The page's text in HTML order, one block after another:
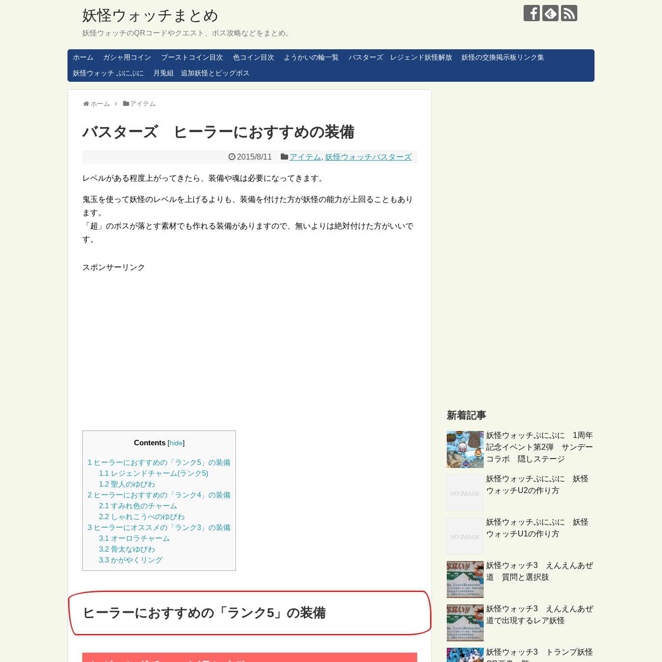
妖怪ウォッチまとめ
妖怪ウォッチのQRコードやクエスト、ボス攻略などをまとめ。
ホーム ガシャ用コイン ブーストコイン目次 色コイン目次 ようかいの輪一覧 バスターズ レジェンド妖怪解放
妖怪の交換掲示板リンク集
妖怪ウォッチ ぷにぷに
月兎組 追加妖怪とビッグボス
ホーム アイテム
バスターズ ヒーラーにおすすめの装備
2015/8/11 アイテム, 妖怪ウォッチバスターズ
レベルがある程度上がってきたら、装備や魂は必要になってきます。
鬼玉を使って妖怪のレベルを上げるよりも、装備を付けた方が妖怪の能力が上回ることもあり
ます。
「超」のボスが落とす素材でも作れる装備がありますので、無いよりは絶対付けた方がいいで
す。
スポンサーリンク
Contents [hide]
1 ヒーラーにおすすめの「ランク5」の装備
1.1 レジェンドチャーム(ランク5)
1.2聖人のゆびわ
2 ヒーラーにおすすめの「ランク4」の装備
2.1 すみれ色のチャーム
2.2しゃれこうべのゆびわ
3 ヒーラーにオススメの「ランク3」の装備
3.1 オーロラチャーム
3.2骨太なゆびわ
3.3かがやくリング
ヒーラーにおすすめの「ランク5」の装備
新着記事
妖怪ウォッチぷにぷに 1周年
記念イベント第2弾 サンデー
コラボ 隠しステージ
妖怪ウォッチぷにぷに 妖怪
ウォッチU2の作り方
妖怪ウォッチぷにぷに 妖怪
ウォッチU1の作り方
妖怪ウォッチ3 えんえんあぜ
道 質問と選択肢
妖怪ウォッチ3 えんえんあぜ
道で出現するレア妖怪
妖怪ウォッチ3 トランプ妖怪